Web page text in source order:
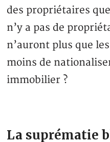
des propriétaires
n’y a pas de
n’auront plus que
moins de
immobilier ?
La suprématie